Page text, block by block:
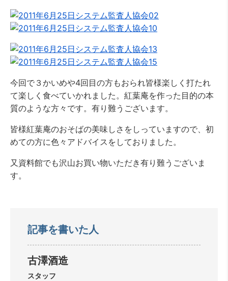
今回で３かいめや4回目の方もおられ皆様楽しく打たれ
て楽しく食べていかれました。紅葉庵を作った目的の本
質のような方々です。有り難うございます。
皆様紅葉庵のおそばの美味しさをしっていますので、初
めての方に色々アドバイスをしておりました。
又資料館でも沢山お買い物いただき有り難うございま
す。
記事を書いた人
古澤酒造
スタッフ